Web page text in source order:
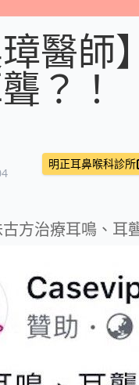
璋醫
？！
明正耳鼻喉科診所
方治療耳鳴、耳